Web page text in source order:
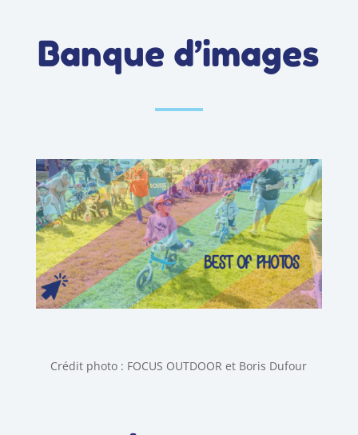
Banque d’images
Crédit photo : FOCUS OUTDOOR et Boris Dufour